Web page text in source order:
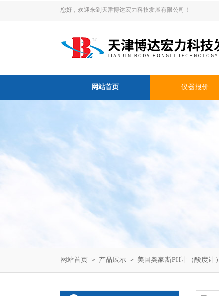
您好，欢迎来到天津博达宏力科技发展有限公司！
网站首页 仪器报价
网站首页 ＞ 产品展示 ＞ 美国奥豪斯PH计（酸度计）